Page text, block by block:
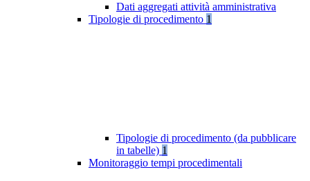
Dati aggregati attività amministrativa
Tipologie di procedimento 1
Tipologie di procedimento (da pubblicare
in tabelle) 1
Monitoraggio tempi procedimentali